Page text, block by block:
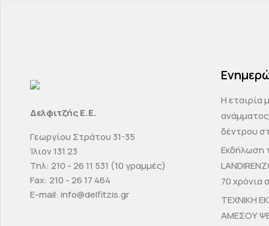
Δελφιτζής Ε.Ε.
Γεωργίου Στράτου 31-35
Ίλιον 131 23
Τηλ: 210 - 26 11 531 (10 γραμμές)
Fax: 210 - 26 17 464
E-mail: info@delfitzis.gr
H εταιρία
δέντρου
Εκδήλωση
70 χρόνια
ΤΕΧΝΙΚΗ
ΑΜΕΣΟΥ